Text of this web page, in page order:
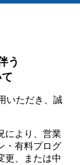
う
いただき、誠
により、営業
・有料プログ
更、または中